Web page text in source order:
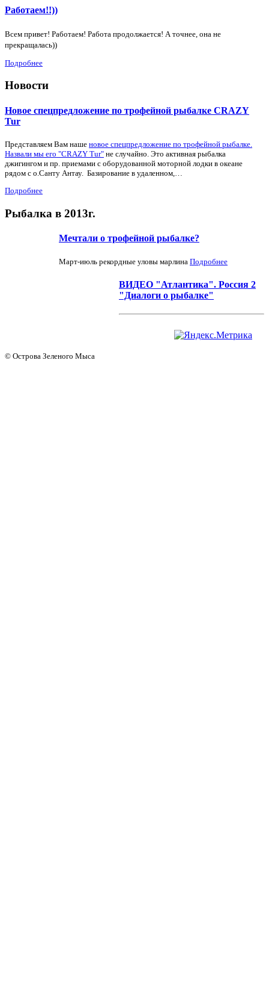
Работаем!!))
Всем привет! Работаем! Работа продолжается! А точнее, она не
прекращалась))
Подробнее
Новости
Новое спецпредложение по трофейной рыбалке CRAZY
Tur
Представляем Вам наше новое спецпредложение по трофейной рыбалке.
Назвали мы его "CRAZY Tur" не случайно. Это активная рыбалка
джигингом и пр. приемами с оборудованной моторной лодки в океане
рядом с о.Санту Антау. Базирование в удаленном,…
Подробнее
Рыбалка в 2013г.
Мечтали о трофейной рыбалке?
Март-июль рекордные уловы марлина Подробнее
ВИДЕО "Атлантика". Россия 2
"Диалоги о рыбалке"
© Острова Зеленого Мыса